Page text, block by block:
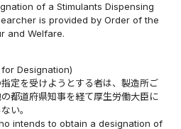
of a Stimulants Dispensing
is provided by Order of the
and Welfare.
Designation)
定を受けようとする者は、製造所ご
都道府県知事を経て厚生労働大臣に
い。
intends to obtain a designation of